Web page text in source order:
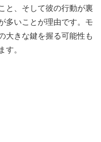
と、そして彼の行動が裏
多いことが理由です。モ
大きな鍵を握る可能性も
す。